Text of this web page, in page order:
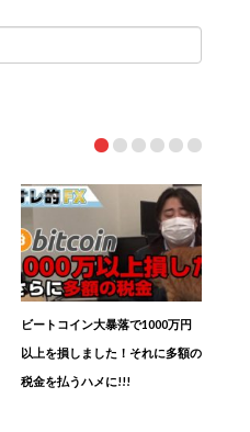
ビートコイン大暴落で1000万円
以上を損しました！それに多額の
税金を払うハメに!!!